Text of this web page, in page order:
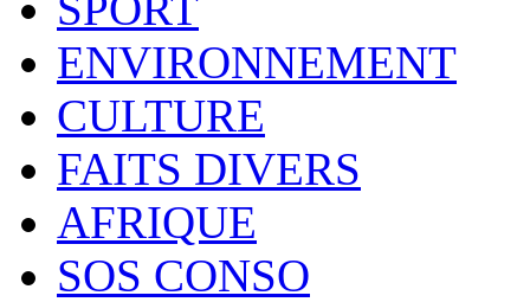
ENVIRONNEMENT
CULTURE
FAITS DIVERS
AFRIQUE
SOS CONSO